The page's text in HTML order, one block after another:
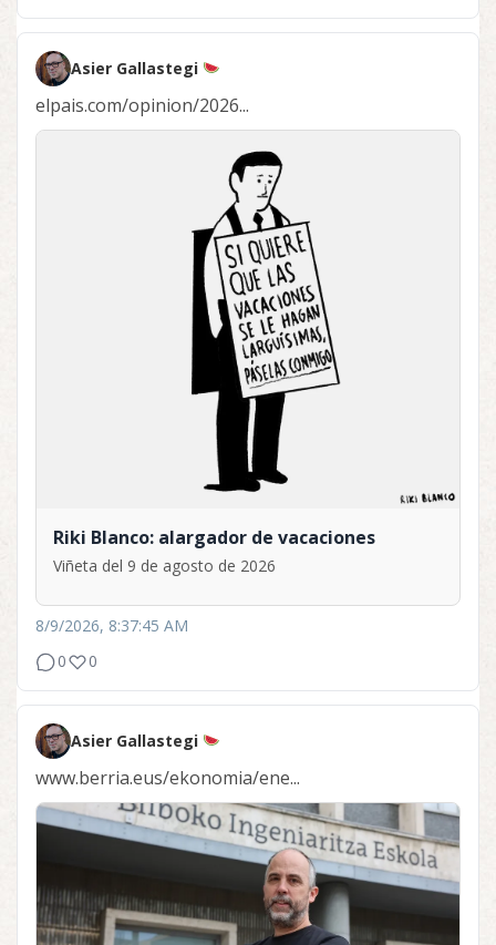
Asier Gallastegi
elpais.com/opinion/2026...
Riki Blanco: alargador de vacaciones
Viñeta del 9 de agosto de 2026
8/9/2026, 8:37:45 AM
0
0
Asier Gallastegi
www.berria.eus/ekonomia/ene...